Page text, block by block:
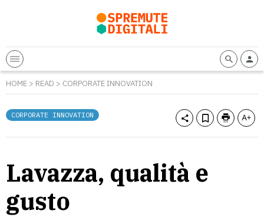
HOME > READ > CORPORATE INNOVATION
CORPORATE INNOVATION
Lavazza, qualità e
gusto